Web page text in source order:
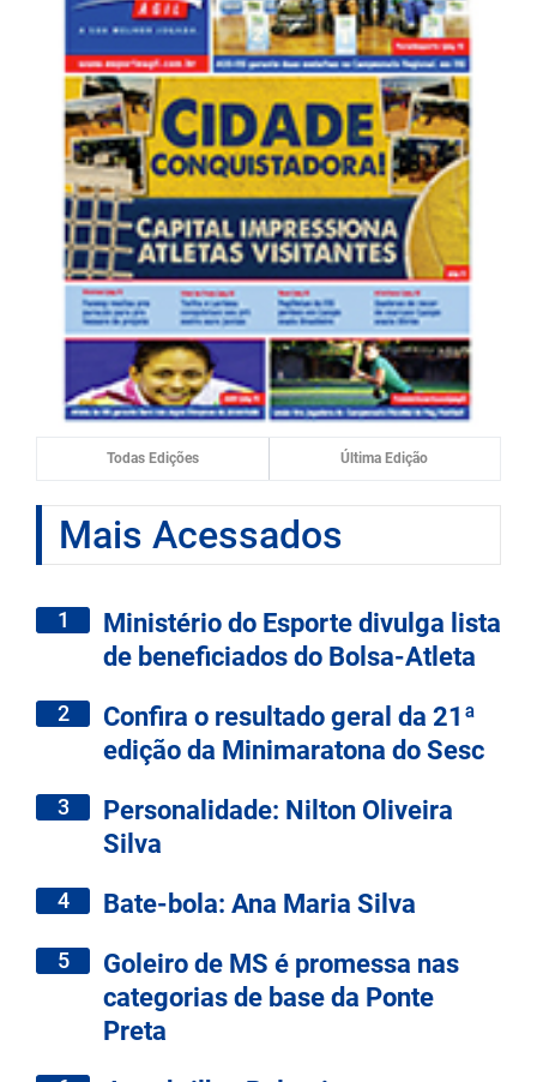
Todas Edições Última Edição
Mais Acessados
1
Ministério do Esporte divulga lista
de beneficiados do Bolsa-Atleta
2
Confira o resultado geral da 21ª
edição da Minimaratona do Sesc
3
Personalidade: Nilton Oliveira
Silva
4 Bate-bola: Ana Maria Silva
5
Goleiro de MS é promessa nas
categorias de base da Ponte
Preta